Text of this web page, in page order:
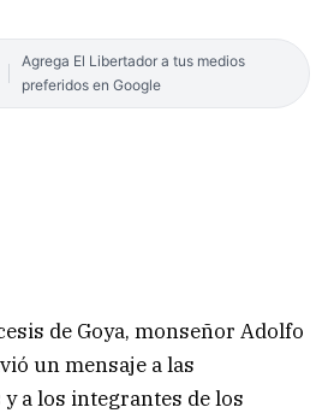
Agrega El Libertador a tus medios
preferidos en Google
de Goya, monseñor Adolfo
un mensaje a las
a los integrantes de los